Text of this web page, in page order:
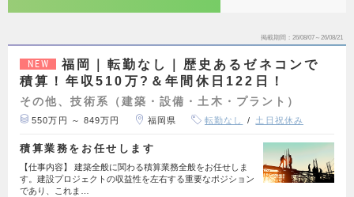
掲載期間 26/08/07～26/08/21
NEW
福岡｜転勤なし｜歴史あるゼネコンで
積算！年収510万?＆年間休日122日！
その他、技術系（建築・設備・土木・プラント）
550万円 ～ 849万円 福岡県 転勤なし 土日祝休み
積算業務をお任せします
【仕事内容】 建築全般に関わる積算業務全般をお任せしま
す。建設プロジェクトの収益性を左右する重要なポジション
であり、これま…